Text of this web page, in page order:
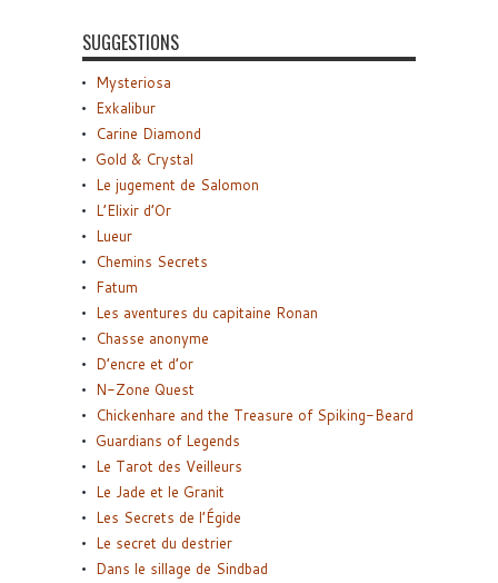
SUGGESTIONS
Mysteriosa
Exkalibur
Carine Diamond
Gold & Crystal
Le jugement de Salomon
L’Elixir d’Or
Lueur
Chemins Secrets
Fatum
Les aventures du capitaine Ronan
Chasse anonyme
D’encre et d’or
N-Zone Quest
Chickenhare and the Treasure of Spiking-Beard
Guardians of Legends
Le Tarot des Veilleurs
Le Jade et le Granit
Les Secrets de l’Égide
Le secret du destrier
Dans le sillage de Sindbad